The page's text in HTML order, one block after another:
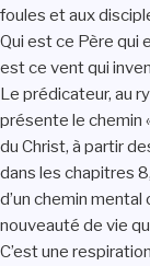
foules et aux
Qui est ce Père qui
est ce vent qui
Le prédicateur, au
présente le chemin
du Christ, à partir
dans les chapitres
d’un chemin
nouveauté de vie
C’est une